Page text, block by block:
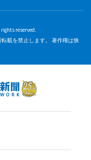
reserved.
載を禁止します。 著作権は狭